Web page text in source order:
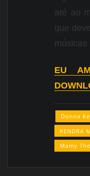
até ao
que
músicas
EU
Donna
KENDRA
Mamy